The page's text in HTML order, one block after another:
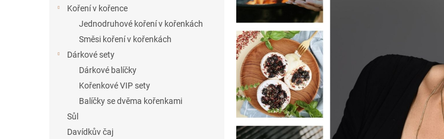
Koření v kořence
Jednodruhové koření v kořenkách
Směsi koření v kořenkách
Dárkové sety
Dárkové balíčky
Kořenkové VIP sety
Balíčky se dvěma kořenkami
Sůl
Davídkův čaj